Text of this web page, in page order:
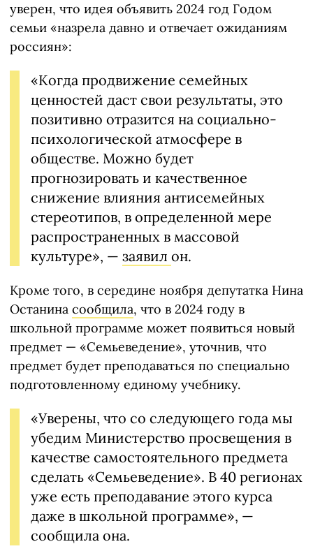
уверен, что идея объявить 2024 год Годом
семьи «назрела давно и отвечает ожиданиям
россиян»:
«Когда продвижение семейных
ценностей даст свои результаты, это
позитивно отразится на социально-
психологической атмосфере в
обществе. Можно будет
прогнозировать и качественное
снижение влияния антисемейных
стереотипов, в определенной мере
распространенных в массовой
культуре», — заявил он.
Кроме того, в середине ноября депутатка Нина
Останина сообщила, что в 2024 году в
школьной программе может появиться новый
предмет — «Семьеведение», уточнив, что
предмет будет преподаваться по специально
подготовленному единому учебнику.
«Уверены, что со следующего года мы
убедим Министерство просвещения в
качестве самостоятельного предмета
сделать «Семьеведение». В 40 регионах
уже есть преподавание этого курса
даже в школьной программе», —
сообщила она.